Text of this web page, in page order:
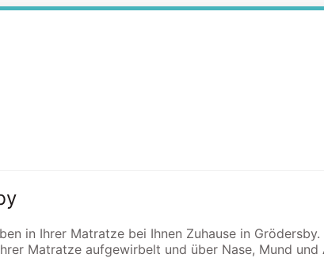
in Ihrer Matratze bei Ihnen Zuhause in
Matratze aufgewirbelt und über Nase, Mund